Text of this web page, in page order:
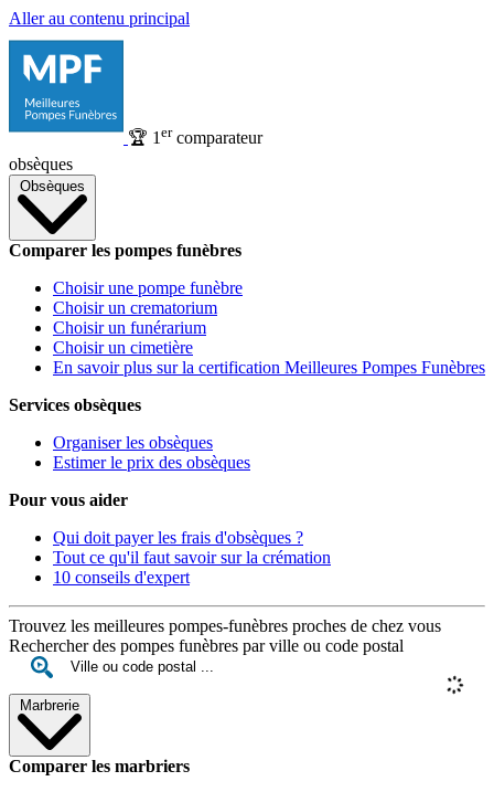
Aller au contenu principal
🏆 1 ercomparateur
obsèques
Obsèques
Comparer les pompes funèbres
Choisir une pompe funèbre
Choisir un crematorium
Choisir un funérarium
Choisir un cimetière
En savoir plus sur la certification Meilleures Pompes Funèbres
Services obsèques
Organiser les obsèques
Estimer le prix des obsèques
Pour vous aider
Qui doit payer les frais d'obsèques ?
Tout ce qu'il faut savoir sur la crémation
10 conseils d'expert
Trouvez les meilleures pompes-funèbres proches de chez vous
Rechercher des pompes funèbres par ville ou code postal
Marbrerie
Comparer les marbriers